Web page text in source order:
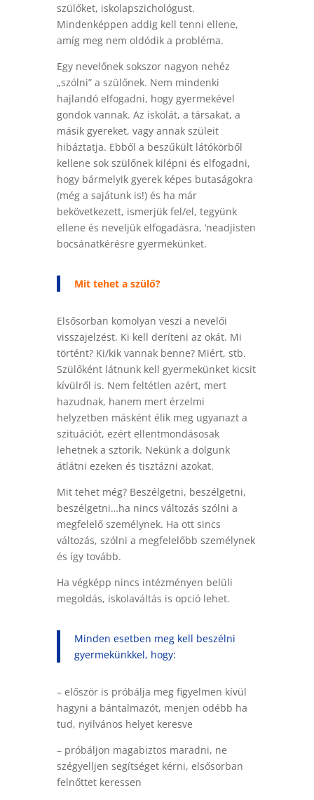
szülőket, iskolapszichológust.
Mindenképpen addig kell tenni ellene,
amíg meg nem oldódik a probléma.
Egy nevelőnek sokszor nagyon nehéz
„szólni” a szülőnek. Nem mindenki
hajlandó elfogadni, hogy gyermekével
gondok vannak. Az iskolát, a társakat, a
másik gyereket, vagy annak szüleit
hibáztatja. Ebből a beszűkült látókörből
kellene sok szülőnek kilépni és elfogadni,
hogy bármelyik gyerek képes butaságokra
(még a sajátunk is!) és ha már
bekövetkezett, ismerjük fel/el, tegyünk
ellene és neveljük elfogadásra, ‘neadjisten
bocsánatkérésre gyermekünket.
Mit tehet a szülő?
Elsősorban komolyan veszi a nevelői
visszajelzést. Ki kell deríteni az okát. Mi
történt? Ki/kik vannak benne? Miért, stb.
Szülőként látnunk kell gyermekünket kicsit
kívülről is. Nem feltétlen azért, mert
hazudnak, hanem mert érzelmi
helyzetben másként élik meg ugyanazt a
szituációt, ezért ellentmondásosak
lehetnek a sztorik. Nekünk a dolgunk
átlátni ezeken és tisztázni azokat.
Mit tehet még? Beszélgetni, beszélgetni,
beszélgetni…ha nincs változás szólni a
megfelelő személynek. Ha ott sincs
változás, szólni a megfelelőbb személynek
és így tovább.
Ha végképp nincs intézményen belüli
megoldás, iskolaváltás is opció lehet.
Minden esetben meg kell beszélni
gyermekünkkel, hogy:
– először is próbálja meg figyelmen kívül
hagyni a bántalmazót, menjen odébb ha
tud, nyilvános helyet keresve
– próbáljon magabiztos maradni, ne
szégyelljen segítséget kérni, elsősorban
felnőttet keressen